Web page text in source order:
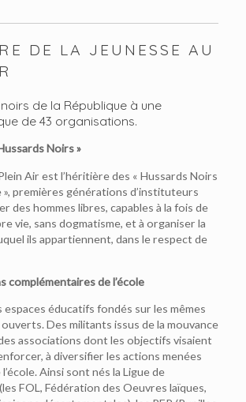
DE LA JEUNESSE AU
de la République à une
de 43 organisations.
Noirs »
Air est l’héritière des « Hussards Noirs
», premières générations d’instituteurs
des hommes libres, capables à la fois de
vie, sans dogmatisme, et à organiser la
ils appartiennent, dans le respect de
complémentaires de l’école
espaces éducatifs fondés sur les mêmes
Des militants issus de la mouvance
associations dont les objectifs visaient
à diversifier les actions menées
Ainsi sont nés la Ligue de
FOL, Fédération des Oeuvres laïques,